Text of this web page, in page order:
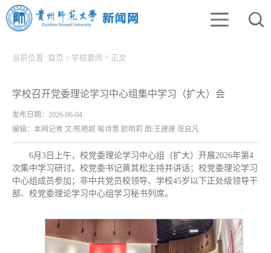
当前位置: 首页 > 学校要闻 > 正文
学校召开党委理论学习中心组集中学习（扩大）会
发布日期：2026-06-04
编辑：本网记者 文/熊艳妮 喻诗意 欧明莉 图/王建建 张启凡
6月3日上午，校党委理论学习中心组（扩大）开展2026年第4
次集中学习研讨。校党委书记黄其松主持并讲话；校党委理论学习
中心组成员参加；非中共党员校领导、学校45岁以下正处级领导干
部、校党委理论学习中心组学习秘书列席。